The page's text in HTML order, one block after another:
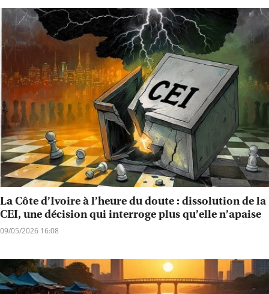
La Côte d’Ivoire à l’heure du doute : dissolution de la
CEI, une décision qui interroge plus qu’elle n’apaise
09/05/2026 16:08